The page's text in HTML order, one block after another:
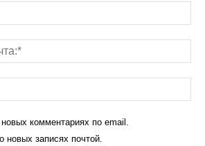
комментариях по email.
новых записях почтой.